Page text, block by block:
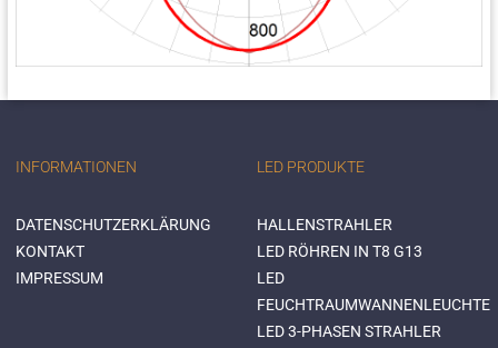
INFORMATIONEN
DATENSCHUTZERKLÄRUNG
KONTAKT
IMPRESSUM
LED PRODUKTE
HALLENSTRAHLER
LED RÖHREN IN T8 G13
LED
FEUCHTRAUMWANNENLEUCHTE
LED 3-PHASEN STRAHLER